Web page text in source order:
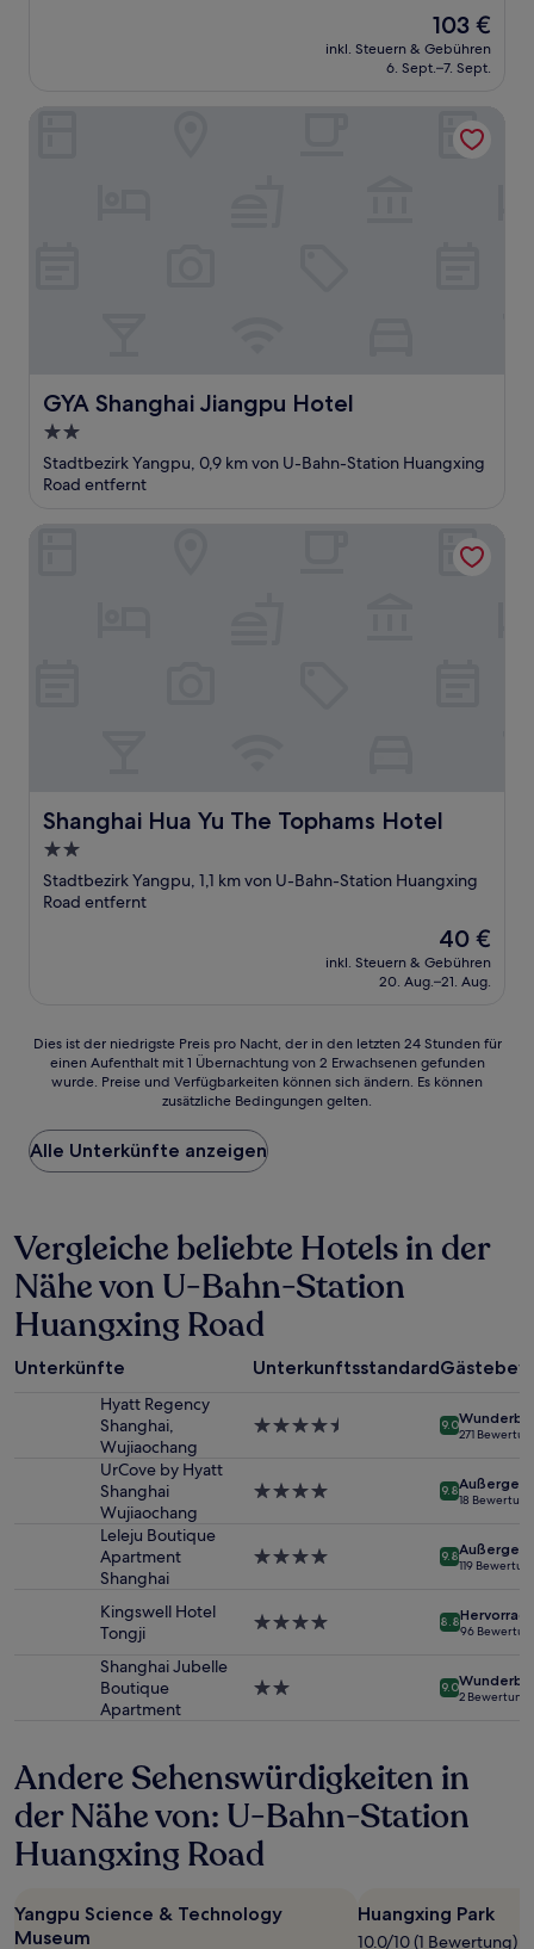
Der
Preis
beträgt
103 €
inkl. Steuern & Gebühren
6. Sept.–7. Sept.
GYA Shanghai Jiangpu Hotel
GYA Shanghai Jiangpu Hotel
2.0-
Sterne-
Unterkunft
Stadtbezirk Yangpu, 0,9 km von U-Bahn-Station Huangxing
Road entfernt
Shanghai Hua Yu The Tophams Hotel
Shanghai Hua Yu The Tophams Hotel
2.0-
Sterne-
Unterkunft
Stadtbezirk Yangpu, 1,1 km von U-Bahn-Station Huangxing
Road entfernt
Der
Preis
beträgt
40 €
inkl. Steuern & Gebühren
20. Aug.–21. Aug.
Dies
der
Preis
pro
Nacht,
den
letzten
24 Stunden
für
einen
Aufenthalt
mit
2 Erwachsenen
gefunden
Verfügbarkeiten
zusätzliche
Bedingungen
Dies ist der niedrigste Preis pro Nacht, der in den letzten 24 Stunden für
einen Aufenthalt mit 1 Übernachtung von 2 Erwachsenen gefunden
wurde. Preise und Verfügbarkeiten können sich ändern. Es können
zusätzliche Bedingungen gelten.
Alle Unterkünfte anzeigen
Vergleiche beliebte Hotels in der
Nähe von U-Bahn-Station
Huangxing Road
Unterkünfte Unterkunftsstandard
Hyatt Regency
Shanghai,
Wujiaochang
4.5-
9.0
271
UrCove by Hyatt
Shanghai
Wujiaochang
4.0-
9.8
18
Leleju Boutique
Apartment
Shanghai
4.0-
9.8
119
Kingswell Hotel
Tongji
4.0-
8.8
96
Shanghai Jubelle
Boutique
Apartment
2.0-
9.0
2
Andere Sehenswürdigkeiten in
der Nähe von: U-Bahn-Station
Huangxing Road
Yangpu Science & Technology
Museum
Huangxing Park
10.0/10 (1 Bewertung)